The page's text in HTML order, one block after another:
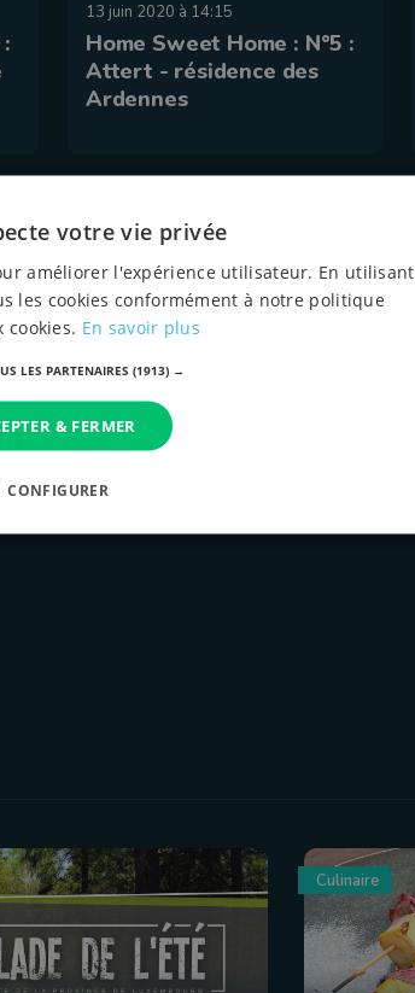
13 juin 2020 à 14:15
Home Sweet Home : N°5 :
Attert - résidence des
Ardennes
16 mai 2020 à 18:30
Home Sweet Home : N°1 -
Bouillon - "Serenia"
Soins, Résidence-Services
Culinaire
votre vie privée
améliorer l'expérience utilisateur. En utilisant
les cookies conformément à notre politique
cookies. En savoir plus
LES PARTENAIRES (1913) →
& FERMER
CONFIGURER